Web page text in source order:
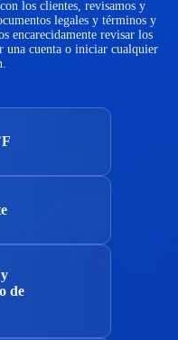
los clientes, revisamos y
legales y términos y
encarecidamente revisar los
una cuenta o iniciar cualquier
de